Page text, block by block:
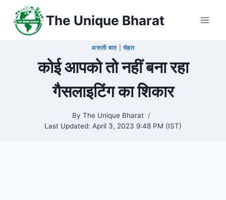
content
The Unique Bharat
असली बात| सेहत
कोई आपको तो नहीं बना रहा
गैसलाइटिंग का शिकार
By The Unique Bharat
Last Updated: April 3, 2023 9:48 PM (IST)